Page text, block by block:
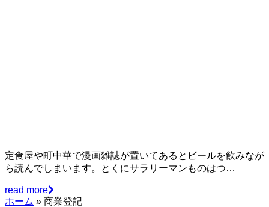
定食屋や町中華で漫画雑誌が置いてあるとビールを飲みなが
ら読んでしまいます。とくにサラリーマンものはつ…
read more
ホーム » 商業登記